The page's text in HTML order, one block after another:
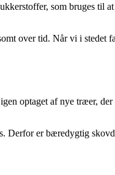
som bruges til
over tid. Når vi i
optaget af nye træer,
Derfor er bæredygtig